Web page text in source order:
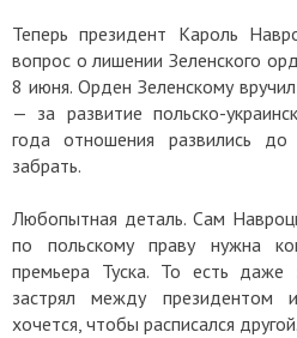
Теперь президент Кароль
вопрос о лишении Зеленского
8 июня. Орден Зеленскому
— за развитие польско-
года отношения развились
забрать.
Любопытная деталь. Сам
по польскому праву нужна
премьера Туска. То есть даже
застрял между
хочется, чтобы расписался другой.